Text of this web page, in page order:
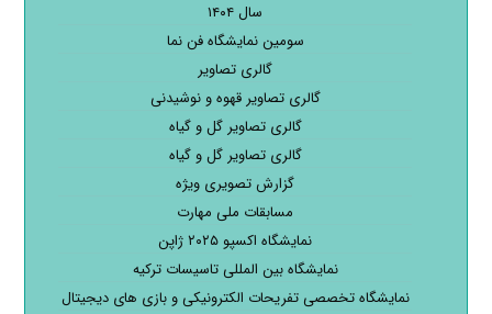
سال ۱۴۰۴
سومین نمایشگاه فن نما
گالری تصاویر
گالری تصاویر قهوه و نوشیدنی
گالری تصاویر گل و گیاه
گالری تصاویر گل و گیاه
گزارش تصویری ویژه
مسابقات ملی مهارت
نمایشگاه اکسپو ۲۰۲۵ ژاپن
نمایشگاه بین المللی تاسیسات ترکیه
نمایشگاه تخصصی تفریحات الکترونیکی و بازی های دیجیتال